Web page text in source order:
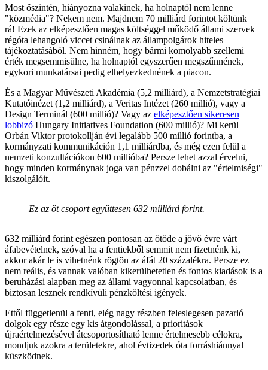
Most őszintén, hiányozna valakinek, ha holnaptól nem lenne
"közmédia"? Nekem nem. Majdnem 70 milliárd forintot költünk
rá! Ezek az elképesztően magas költséggel működő állami szervek
régóta lehangoló viccet csinálnak az állampolgárok hiteles
tájékoztatásából. Nem hinném, hogy bármi komolyabb szellemi
érték megsemmisülne, ha holnaptól egyszerűen megszűnnének,
egykori munkatársai pedig elhelyezkednének a piacon.
És a Magyar Művészeti Akadémia (5,2 milliárd), a Nemzetstratégiai
Kutatóinézet (1,2 milliárd), a Veritas Intézet (260 millió), vagy a
Design Terminál (600 millió)? Vagy az elképesztően sikeresen
lobbizó Hungary Initiatives Foundation (600 millió)? Mi kerül
Orbán Viktor protokollján évi legalább 500 millió forintba, a
kormányzati kommunikáción 1,1 milliárdba, és még ezen felül a
nemzeti konzultációkon 600 millióba? Persze lehet azzal érvelni,
hogy minden kormánynak joga van pénzzel dobálni az "értelmiségi"
kiszolgálóit.
Ez az öt csoport együttesen 632 milliárd forint.
632 milliárd forint egészen pontosan az ötöde a jövő évre várt
áfabevételnek, szóval ha a fentiekből semmit nem fizetnénk ki,
akkor akár le is vihetnénk rögtön az áfát 20 százalékra. Persze ez
nem reális, és vannak valóban kikerülhetetlen és fontos kiadások is a
beruházási alapban meg az állami vagyonnal kapcsolatban, és
biztosan lesznek rendkívüli pénzköltési igények.
Ettől függetlenül a fenti, elég nagy részben feleslegesen pazarló
dolgok egy része egy kis átgondolással, a prioritások
újraértelmezésével átcsoportosítható lenne értelmesebb célokra,
mondjuk azokra a területekre, ahol évtizedek óta forráshiánnyal
küszködnek.